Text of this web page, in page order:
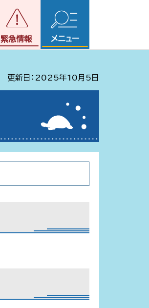
緊急情報
メニュー
更新日：2025年10月5日